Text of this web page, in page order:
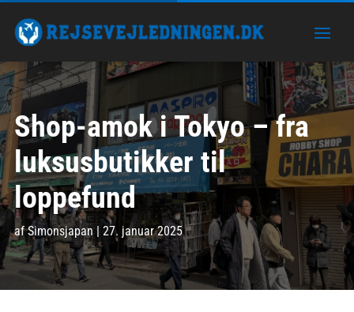
Shop-amok i Tokyo – fra
luksusbutikker til
loppefund
afSimonsjapan| 27. januar 2025